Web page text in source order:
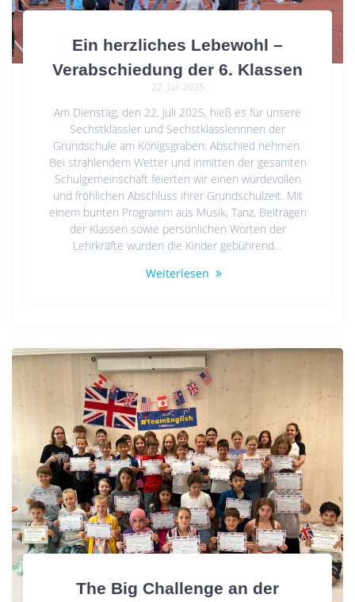
Ein herzliches Lebewohl –
Verabschiedung der 6. Klassen
22. Juli 2025
Am Dienstag, den 22. Juli 2025, hieß es für unsere
Sechstklässler und Sechstklässlerinnen der
Grundschule am Königsgraben: Abschied nehmen.
Bei strahlendem Wetter und inmitten der gesamten
Schulgemeinschaft feierten wir einen würdevollen
und fröhlichen Abschluss ihrer Grundschulzeit. Mit
einem bunten Programm aus Musik, Tanz, Beiträgen
der Klassen sowie persönlichen Worten der
Lehrkräfte wurden die Kinder gebührend…
Weiterlesen
The Big Challenge an der